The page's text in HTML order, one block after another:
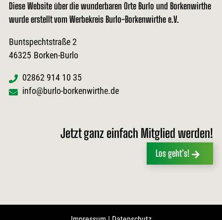
Diese Website über die wunderbaren Orte Burlo und Borkenwirthe
wurde erstellt vom Werbekreis Burlo-Borkenwirthe e.V.
Buntspechtstraße 2
46325 Borken-Burlo
02862 914 10 35
info@burlo-borkenwirthe.de
Jetzt ganz einfach Mitglied werden!
Los geht’s!